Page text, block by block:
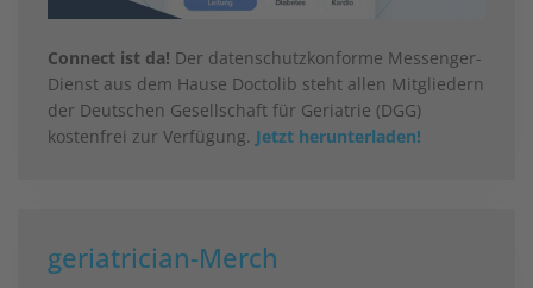
Connect ist da! Der datenschutzkonforme Messenger-
Dienst aus dem Hause Doctolib steht allen Mitgliedern
der Deutschen Gesellschaft für Geriatrie (DGG)
kostenfrei zur Verfügung. Jetzt herunterladen!
geriatrician-Merch